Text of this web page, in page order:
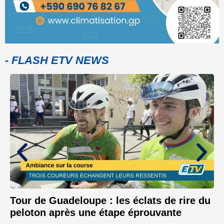
- FLASH ETV NEWS
Tour de Guadeloupe : les éclats de rire du
peloton après une étape éprouvante